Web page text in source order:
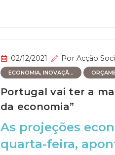
02/12/2021 Por Acção
ECONOMIA, INOVAÇÃ...
Portugal vai ter a
da economia”
As projeções
quarta-feira,